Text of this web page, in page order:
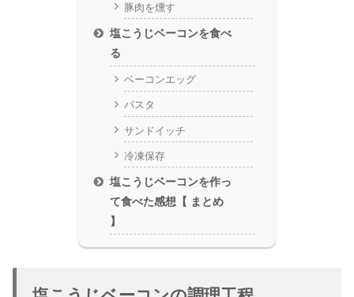
豚肉を燻す
塩こうじベーコンを食べ
る
ベーコンエッグ
パスタ
サンドイッチ
冷凍保存
塩こうじベーコンを作っ
て食べた感想【 まとめ
】